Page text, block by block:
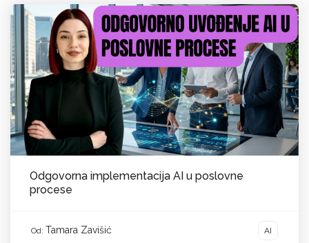
Odgovorna implementacija AI u poslovne
procese
Od: Tamara Zavišić AI